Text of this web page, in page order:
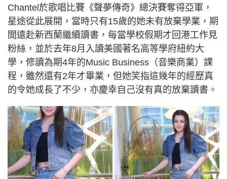
Chantel於歌唱比賽《聲夢傳奇》總決賽奪得亞軍，
星途從此展開，當時只有15歲的她未有放棄學業，期
間遠赴新西蘭繼續讀書，每當學校假期才回港工作見
粉絲，並於去年8月入讀美國著名高等學府紐約大
學，修讀為期4年的Music Business（音樂商業）課
程，雖然還有2年才畢業，但她笑指這幾年的經歷真
的令她成長了不少，亦慶幸自己沒有真的放棄讀書。